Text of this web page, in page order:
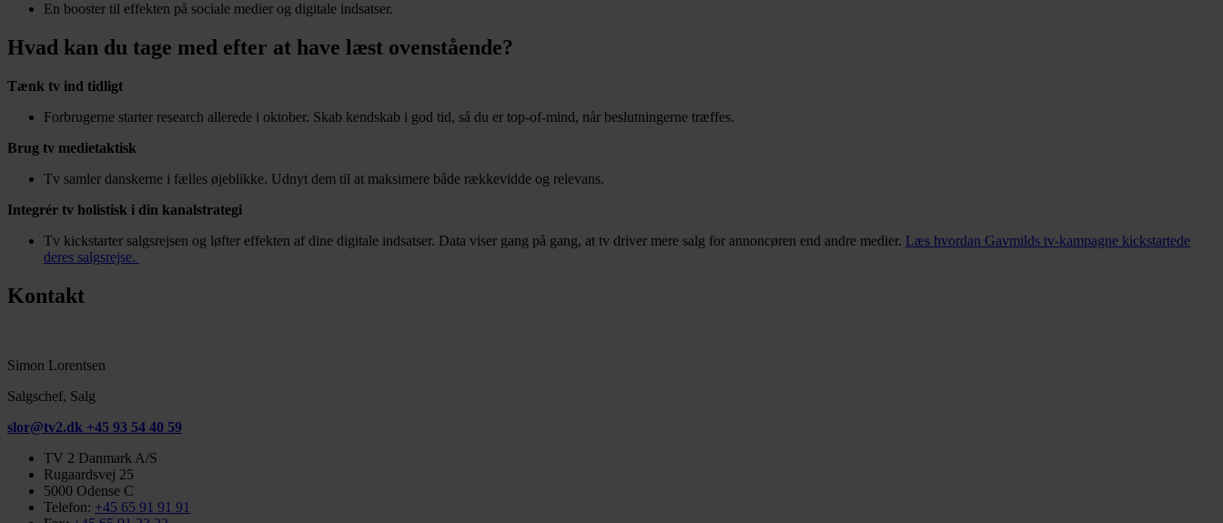
En booster til effekten på sociale medier og digitale indsatser.
Hvad kan du tage med efter at have læst ovenstående?
Tænk tv ind tidligt
Forbrugerne starter research allerede i oktober. Skab kendskab i god tid, så du er top-of-mind, når beslutningerne træffes.
Brug tv medietaktisk
Tv samler danskerne i fælles øjeblikke. Udnyt dem til at maksimere både rækkevidde og relevans.
Integrér tv holistisk i din kanalstrategi
Tv kickstarter salgsrejsen og løfter effekten af dine digitale indsatser. Data viser gang på gang, at tv driver mere salg for annoncøren end andre medier. Læs hvordan Gavmilds tv-kampagne kickstartede
deres salgsrejse.
Kontakt
Simon Lorentsen
Salgschef, Salg
slor@tv2.dk +45 93 54 40 59
TV 2 Danmark A/S
Rugaardsvej 25
5000 Odense C
Telefon: +45 65 91 91 91